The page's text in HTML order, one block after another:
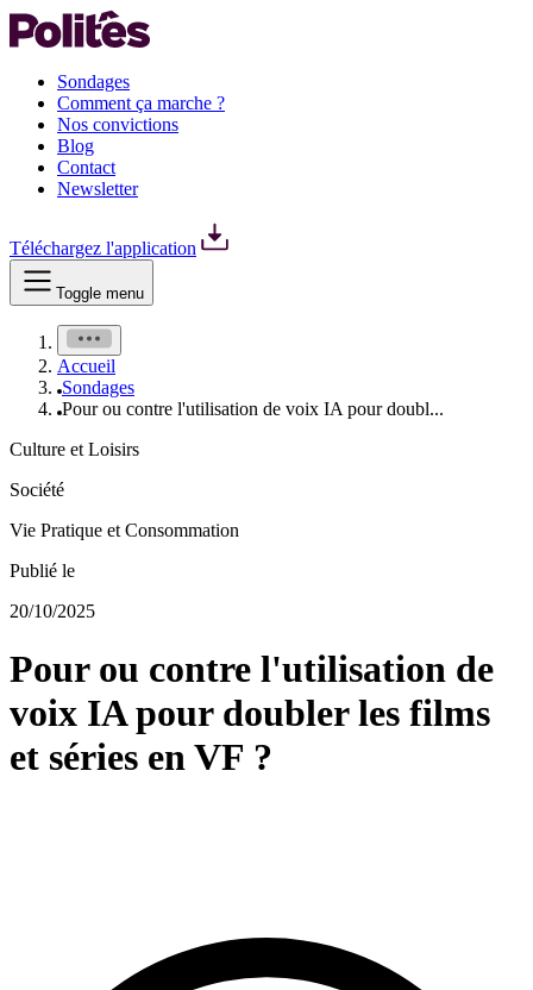
Sondages
Comment ça marche ?
Nos convictions
Blog
Contact
Newsletter
Téléchargez l'application
Toggle menu
Accueil
Sondages
Pour ou contre l'utilisation de voix IA pour doubl...
Culture et Loisirs
Société
Vie Pratique et Consommation
Publié le
20/10/2025
Pour ou contre l'utilisation de
voix IA pour doubler les films
et séries en VF ?